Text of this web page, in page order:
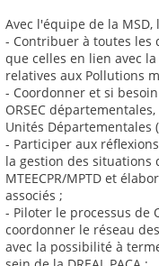
Avec l'équipe de la
- Contribuer à toutes les
que celles en lien avec
relatives aux Pollutions
- Coordonner et si
ORSEC
Unités Départementales
- Participer aux
la gestion des
MTEECPR/MPTD et
associés ;
- Piloter le processus de
coordonner le réseau
avec la possibilité à